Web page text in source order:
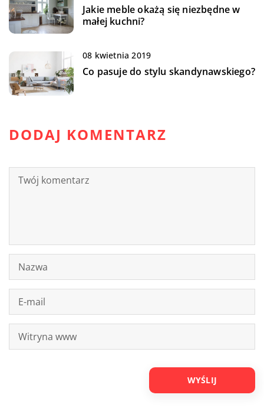
Jakie meble okażą się niezbędne w
małej kuchni?
08 kwietnia 2019
Co pasuje do stylu skandynawskiego?
DODAJ KOMENTARZ